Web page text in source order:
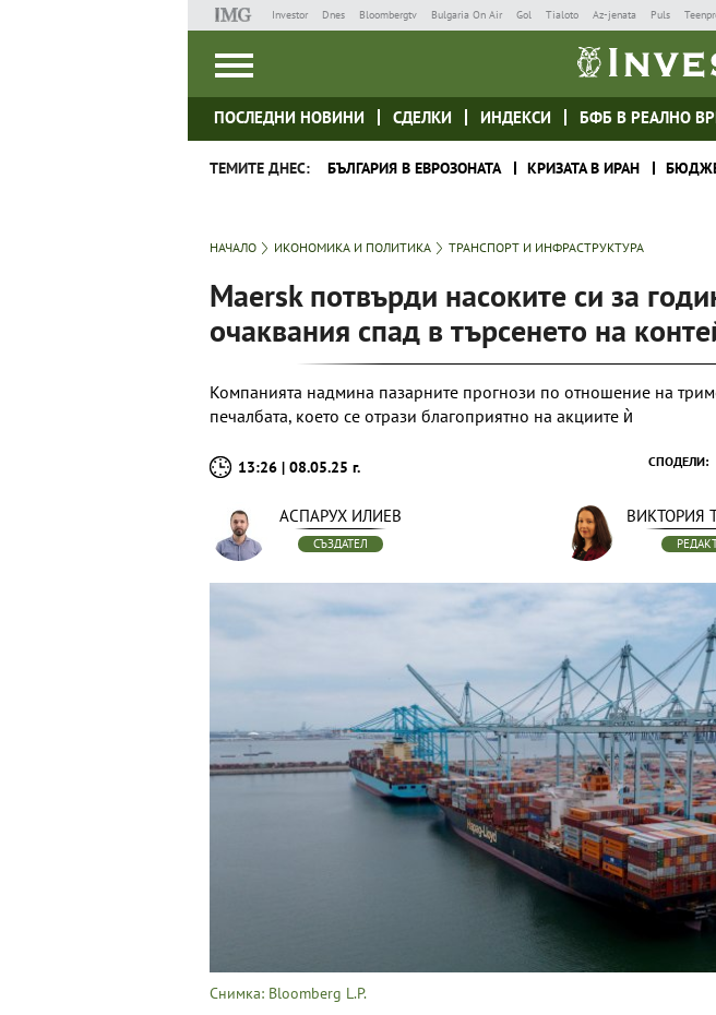
Investor Dnes Bloombergtv Bulgaria On Air Gol Tialoto Az-jenata Puls
ПОСЛЕДНИ НОВИНИ СДЕЛКИ ИНДЕКСИ БФБ В РЕАЛНО
ТЕМИТЕ ДНЕС: БЪЛГАРИЯ В ЕВРОЗОНАТА КРИЗАТА В ИРАН
НАЧАЛО ИКОНОМИКА И ПОЛИТИКА ТРАНСПОРТ И ИНФРАСТРУКТУРА
Maersk потвърди насоките си за
очаквания спад в търсенето на
Компанията надмина пазарните прогнози по отношение на
печалбата, което се отрази благоприятно на акциите ѝ
13:26 | 08.05.25 г. СПОДЕЛИ:
АСПАРУХ ИЛИЕВ
СЪЗДАТЕЛ
ВИКТОРИЯ
Снимка: Bloomberg L.P.